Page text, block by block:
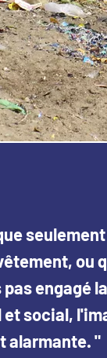
ou
engagé
social,
alarmante. "
ou
engagé
social,
alarmante. "